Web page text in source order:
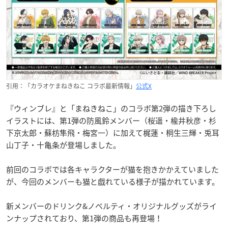
引用：「カラオケまねきねこ コラボ最新情報」 公式X
『ウィンブレ』と「まねきねこ」のコラボ第2弾の描き下ろし
イラストには、第1弾の防風鈴メンバー（桜遥・楡井秋彦・杉
下京太郎・蘇枋隼飛・梅宮一）に加えて梶蓮・桐生三輝・兎耳
山丁子・十亀条が登場しました。
前回のコラボでは各キャラクターが猫を抱きかかえていました
が、今回のメンバーも猫と戯れている様子が描かれています。
新メンバーのドリンク&ノベルティ・オリジナルグッズがライ
ンナップされており、第1弾の商品も再登場！